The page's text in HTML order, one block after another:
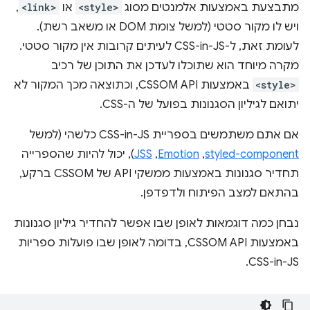
מתבצעת באמצעות אלמנטים מסוג <style> או <link>
,
ויש לו מקור סטטי (למשל צומת DOM או משאב רשת).
לעומת זאת, ל-CSS-in-JS לעיתים קרובות אין מקור סטטי.
מקרה מיוחד הוא שתוכלו לעדכן את התוכן של רכיב
<style>
באמצעות CSSOM API, וכתוצאה מכך המקור לא
יתואם לגיליון הסגנונות בפועל של ה-CSS.
אם אתם משתמשים בספריית CSS-in-JS כלשהי (למשל
styled-component
,‏
Emotion
,‏
JSS), יכול להיות שהספרייה
תחדיר סגנונות באמצעות ממשקי API של CSSOM ברקע,
בהתאם למצב הפיתוח ולדפדפן.
נבחן כמה דוגמאות לאופן שבו אפשר להחדיר גיליון סגנונות
באמצעות CSSOM API, בדומה לאופן שבו פועלות ספריות
CSS-in-JS.